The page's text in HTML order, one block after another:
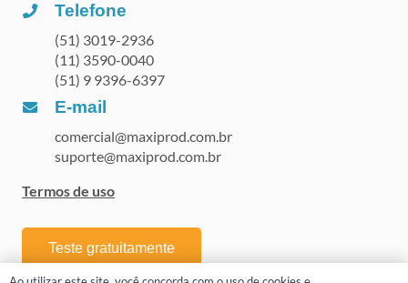
Telefone
(51) 3019-2936
(11) 3590-0040
(51) 9 9396-6397
E-mail
comercial@maxiprod.com.br
suporte@maxiprod.com.br
Termos de uso
Teste gratuitamente